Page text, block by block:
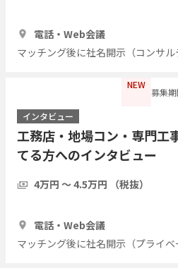
電話・Web会議
マッチング後に社名開示（コンサル
NEW
募集
インタビュー
工務店・地場コン・専門工
てる方へのインタビュー
4万円 〜 4.5万円 （税抜）
電話・Web会議